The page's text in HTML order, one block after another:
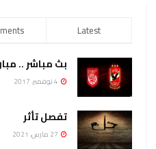
Latest
بث مباشر ..
تفصل تأثر